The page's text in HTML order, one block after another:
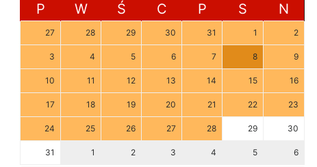
P W Ś C P S N
27 28 29 30 31 1 2
3 4 5 6 7 8 9
10 11 12 13 14 15 16
17 18 19 20 21 22 23
24 25 26 27 28 29 30
31 1 2 3 4 5 6